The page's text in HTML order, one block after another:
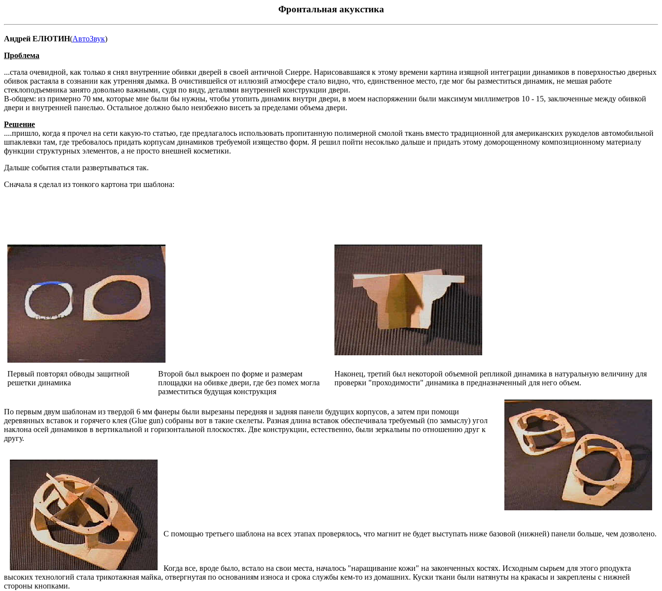
Фронтальная акукстика
Андрей ЕЛЮТИН(АвтоЗвук)
Проблема
...стала очевидной, как только я снял внутренние обивки дверей в своей античной Сиерре. Нарисовавшаяся к этому времени картина изящной интеграции динамиков в поверхностью дверных
обивок растаяла в сознании как утренняя дымка. В очистившейся от иллюзий атмосфере стало видно, что, единственное место, где мог бы разместиться динамик, не мешая работе
стеклоподъемника занято довольно важными, судя по виду, деталями внутренней конструкции двери.
В-общем: из примерно 70 мм, которые мне были бы нужны, чтобы утопить динамик внутри двери, в моем наспоряжении были максимум миллиметров 10 - 15, заключенные между обивкой
двери и внутренней панелью. Остальное должно было неизбежно висеть за пределами объема двери.
Решение
....пришло, когда я прочел на сети какую-то статью, где предлагалось использовать пропитанную полимерной смолой ткань вместо традиционной для американских рукоделов автомобильной
шпаклевки там, где требовалось придать корпусам динамиков требуемой изящество форм. Я решил пойти несоклько дальше и придать этому доморощенному композиционному материалу
функции структурных элементов, а не просто внешней косметики.
Дальше события стали развертываться так.
Сначала я сделал из тонкого картона три шаблона:
Первый повторял обводы защитной
решетки динамика
Второй был выкроен по форме и размерам
площадки на обивке двери, где без помех могла
разместиться будущая конструкция
Наконец, третий был некоторой объемной репликой динамика в натуральную величину для
проверки "проходимости" динамика в предназначенный для него объем.
По первым двум шаблонам из твердой 6 мм фанеры были вырезаны передняя и задняя панели будущих корпусов, а затем при помощи
деревянных вставок и горячего клея (Glue gun) собраны вот в такие скелеты. Разная длина вставок обеспечивала требуемый (по замыслу) угол
наклона осей динамиков в вертикальной и горизонтальной плоскостях. Две конструкции, естественно, были зеркальны по отношению друг к
другу.
С помощью третьего шаблона на всех этапах проверялось, что магнит не будет выступать ниже базовой (нижней) панели больше, чем дозволено.
Когда все, вроде было, встало на свои места, началось "наращивание кожи" на законченных костях. Исходным сырьем для этого рподукта
высоких технологий стала трикотажная майка, отвергнутая по основаниям износа и срока службы кем-то из домашних. Куски ткани были натянуты на кракасы и закреплены с нижней
стороны кнопками.